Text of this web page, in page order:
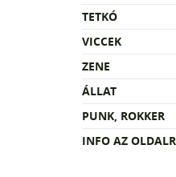
TETKÓ
VICCEK
ZENE
ÁLLAT
PUNK, ROKKER
INFO AZ